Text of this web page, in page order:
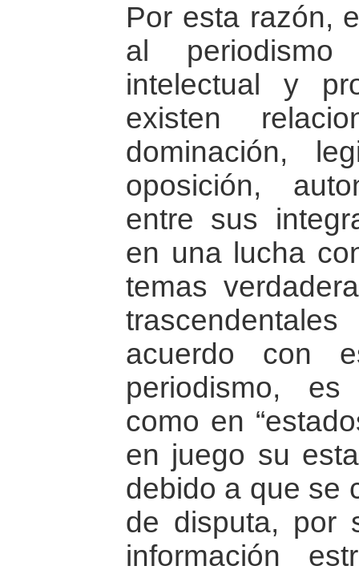
Por esta razón,
al
intelectual y
existen
dominación,
oposición,
entre sus
en una lucha
temas
acuerdo con
periodismo, es
como en
en juego su
debido a que se
de disputa, por
información